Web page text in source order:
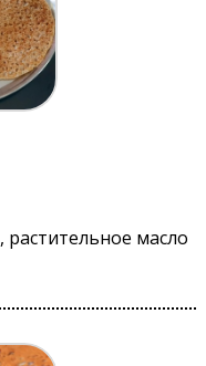
, растительное масло